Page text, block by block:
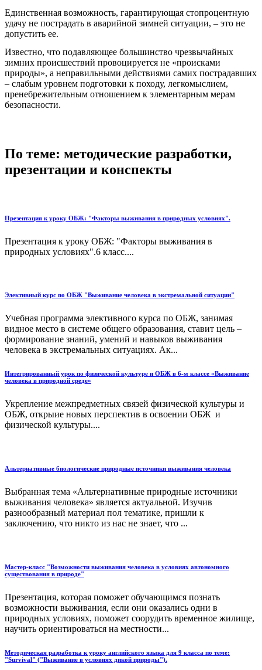
Единственная возможность, гарантирующая стопроцентную
удачу не пострадать в аварийной зимней ситуации, – это не
допустить ее.
Известно, что подавляющее большинство чрезвычайных
зимних происшествий провоцируется не «происками
природы», а неправильными действиями самих пострадавших
– слабым уровнем подготовки к походу, легкомыслием,
пренебрежительным отношением к элементарным мерам
безопасности.
По теме: методические разработки,
презентации и конспекты
Презентация к уроку ОБЖ: "Факторы выживания в природных условиях".
Презентация к уроку ОБЖ: "Факторы выживания в
природных условиях".6 класс....
Элективный курс по ОБЖ "Выживание человека в экстремальной ситуации"
Учебная программа элективного курса по ОБЖ, занимая
видное место в системе общего образования, ставит цель –
формирование знаний, умений и навыков выживания
человека в экстремальных ситуациях. Ак...
Интегрированный урок по физической культуре и ОБЖ в 6-м классе «Выживание
человека в природной среде»
Укрепление межпредметных связей физической культуры и
ОБЖ, открыие новых перспектив в освоении ОБЖ и
физической культуры....
Альтернативные биологические природные источники выживания человека
Выбранная тема «Альтернативные природные источники
выживания человека» является актуальной. Изучив
разнообразный материал пол тематике, пришли к
заключению, что никто из нас не знает, что ...
Мастер-класс "Возможности выживания человека в условиях автономного
существования в природе"
Презентация, которая поможет обучающимся познать
возможности выживания, если они оказались одни в
природных условиях, поможет соорудить временное жилище,
научить ориентироваться на местности...
Методическая разработка к уроку английского языка для 9 класса по теме:
"Survival" ("Выживание в условиях дикой природы").